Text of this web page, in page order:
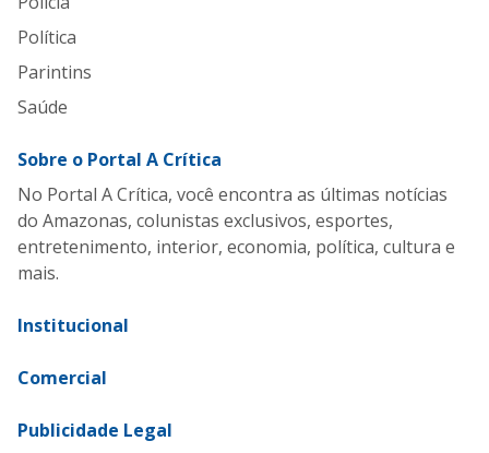
Política
Parintins
Saúde
Sobre o Portal A Crítica
No Portal A Crítica, você encontra as últimas notícias
do Amazonas, colunistas exclusivos, esportes,
entretenimento, interior, economia, política, cultura e
mais.
Institucional
Comercial
Publicidade Legal